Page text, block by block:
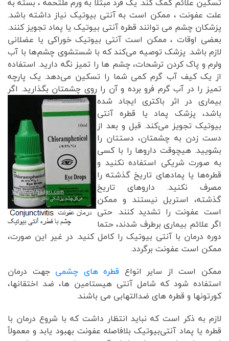
علت عفونت ، ممکن است به آنتی بیوتیک نیاز داشته باشد.
پزشکان چشم می توانند قطره آنتی بیوتیک یا پماد تجویز کنند.
بعضی اوقات ، ممکن است آنتی بیوتیک خوراکی یا عضلانی
لازم باشد. پزشک توصیه می‌کند که با شستشوی چشم‌ها با آب
ولرم و پاک کردن ترشحات، چشم ها را تمیز نگه دارید. استفاده
از یک کیف آب گرم کمی شما را تسکین می‌دهد. یک پارچه
تمیز را در آب گرم فرو برده و آن را روی چشمتان بگذارید. اگر
بیماری در اثر باکتری ایجاد شده
باشد، پزشک پماد یا قطره آنتی
بیوتیک تجویز می‌کند. قبل و بعد از
دست زدن به چشمتان، دستتان را
بشویید. هیچوقت داروها را با کسی
به صورت شریکی استفاده نکنید و
قطره‌ها یا پمادهای تاریخ گذشته را
مصرف نکنید. داروهای تاریخ
گذشته، استریل نیستند و ممکن
است عفونت را تشدید کنند. حتی
اگر علائم بیماری برطرف شدند، حتما
دوره درمان با آنتی بیوتیک را کامل کنید. در غیر این صورت،
ممکن است عفونت برگردد.
ممکن است از سایر انواع قطره های چشمی جهت درمان
استفاده شود که شامل آنتی هیستامین ها، ضد اختقانها،
کورتونها و قطره های ضدالتهابی می باشند.
لازم به ذکر است که نباید انتظار داشت که با شروع درمان با
قطره یا پماد آنتی‌بیوتیک بلافاصله عفونت بهبود یابد و معمولاً